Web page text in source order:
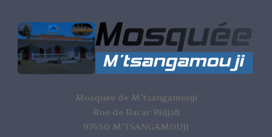
Mosquée de M'tsangamouji
Rue de Bacar Ridjali
97650 M'TSANGAMOUJI